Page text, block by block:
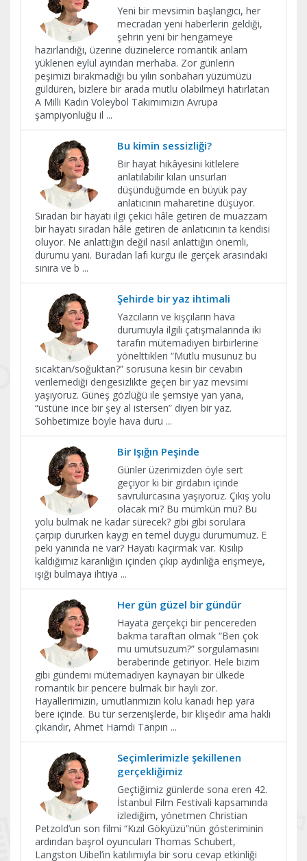
Yeni bir mevsimin başlangıcı, her
mecradan yeni haberlerin geldiği,
şehrin yeni bir hengameye
hazırlandığı, üzerine düzinelerce romantik anlam
yüklenen eylül ayından merhaba. Zor günlerin
peşimizi bırakmadığı bu yılın sonbaharı yüzümüzü
güldüren, bizlere bir arada mutlu olabilmeyi hatırlatan
A Milli Kadın Voleybol Takımımızın Avrupa
şampiyonluğu il ...
Bu kimin sessizliği?
Bir hayat hikâyesini kitlelere
anlatılabilir kılan unsurları
düşündüğümde en büyük pay
anlatıcının maharetine düşüyor.
Sıradan bir hayatı ilgi çekici hâle getiren de muazzam
bir hayatı sıradan hâle getiren de anlatıcının ta kendisi
oluyor. Ne anlattığın değil nasıl anlattığın önemli,
durumu yani. Buradan lafı kurgu ile gerçek arasındaki
sınıra ve b ...
Şehirde bir yaz ihtimali
Yazcıların ve kışçıların hava
durumuyla ilgili çatışmalarında iki
tarafın mütemadiyen birbirlerine
yönelttikleri “Mutlu musunuz bu
sıcaktan/soğuktan?” sorusuna kesin bir cevabın
verilemediği dengesizlikte geçen bir yaz mevsimi
yaşıyoruz. Güneş gözlüğü ile şemsiye yan yana,
“üstüne ince bir şey al istersen” diyen bir yaz.
Sohbetimize böyle hava duru ...
Bir Işığın Peşinde
Günler üzerimizden öyle sert
geçiyor ki bir girdabın içinde
savrulurcasına yaşıyoruz. Çıkış yolu
olacak mı? Bu mümkün mü? Bu
yolu bulmak ne kadar sürecek? gibi gibi sorulara
çarpıp dururken kaygı en temel duygu durumumuz. E
peki yanında ne var? Hayatı kaçırmak var. Kısılıp
kaldığımız karanlığın içinden çıkıp aydınlığa erişmeye,
ışığı bulmaya ihtiya ...
Her gün güzel bir gündür
Hayata gerçekçi bir pencereden
bakma taraftarı olmak “Ben çok
mu umutsuzum?” sorgulamasını
beraberinde getiriyor. Hele bizim
gibi gündemi mütemadiyen kaynayan bir ülkede
romantik bir pencere bulmak bir hayli zor.
Hayallerimizin, umutlarımızın kolu kanadı hep yara
bere içinde. Bu tür serzenişlerde, bir klişedir ama haklı
çıkandır, Ahmet Hamdi Tanpın ...
Seçimlerimizle şekillenen
gerçekliğimiz
Geçtiğimiz günlerde sona eren 42.
İstanbul Film Festivali kapsamında
izlediğim, yönetmen Christian
Petzold’un son filmi “Kızıl Gökyüzü”nün gösteriminin
ardından başrol oyuncuları Thomas Schubert,
Langston Uibel’in katılımıyla bir soru cevap etkinliği